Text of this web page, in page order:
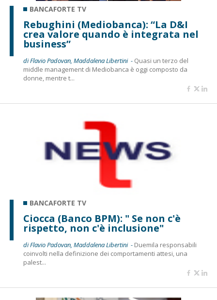
BANCAFORTE TV
Rebughini (Mediobanca): “La D&I
crea valore quando è integrata nel
business”
di Flavio Padovan, Maddalena Libertini - Quasi un terzo del
middle management di Mediobanca è oggi composto da
donne, mentre t...
BANCAFORTE TV
Ciocca (Banco BPM): " Se non c'è
rispetto, non c'è inclusione"
di Flavio Padovan, Maddalena Libertini - Duemila responsabili
coinvolti nella definizione dei comportamenti attesi, una
palest...